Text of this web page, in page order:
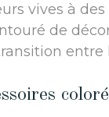
vives à
de